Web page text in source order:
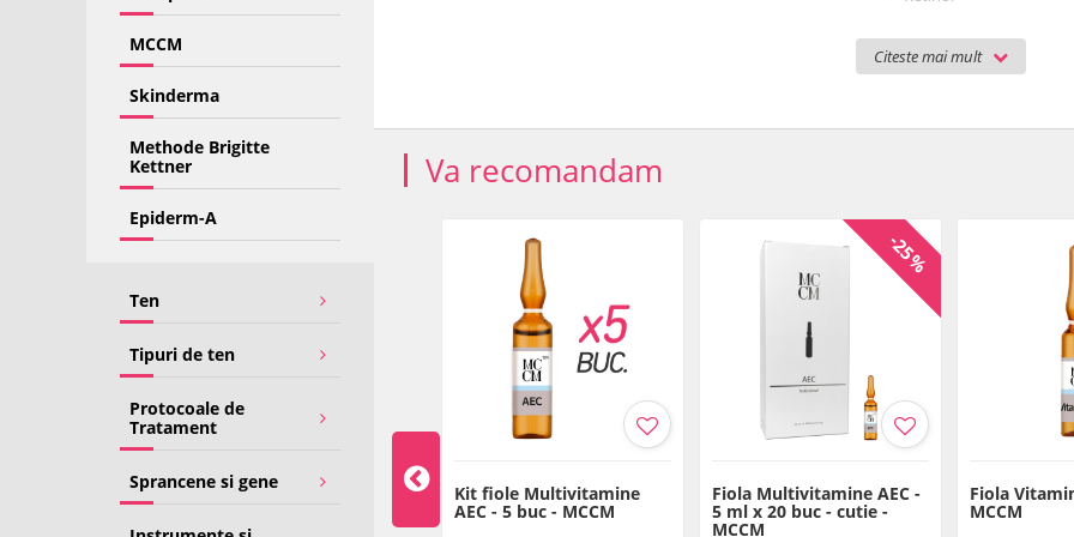
MCCM
Skinderma
Methode Brigitte
Kettner
Epiderm-A
Ten
Tipuri de ten
Protocoale de
Tratament
Sprancene si gene
Citeste mai mult
Acid ascorbic
FUNCTII PRINCIPALE:
Imbunatatirea functiei
Fotoimbatranire
Toate tipurile de piele
Piele deteriorata
UTILIZARE:
Produs
echipamente estetice
circular sau incorporat in
Mod de utilizare cu mezopen,
0,8 mm, pana la 1–1,3 mm.
Va recomandam
-22%
Hialuronic 3,5% Fiola Fosfatidilcolina - 5 Kit fiole Multivitamine
AEC - 5 buc - MCCM
-25%
Fiola Multivitamine AEC -
5 ml x 20 buc - cutie -
MCCM
Fiola
MCCM